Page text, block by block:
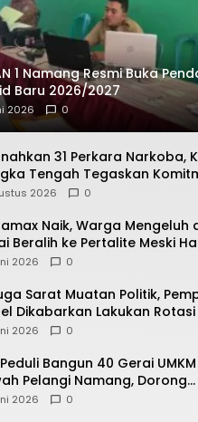
1 Namang Resmi Buka
Baru 2026/2027
2026 0
31 Perkara Narkoba,
Tengah Tegaskan
Kejahatan Hingga Tuntas
2026 0
Naik, Warga Mengeluh
Beralih ke Pertalite Meski
2026 0
Sarat Muatan Politik,
Dikabarkan Lakukan
2026 0
Peduli Bangun 40 Gerai
Pelangi Namang, Dorong
2026 0